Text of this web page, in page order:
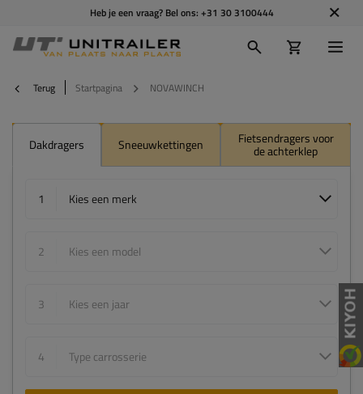
Heb je een vraag? Bel ons: +31 30 3100444
Terug Startpagina NOVAWINCH
Dakdragers Sneeuwkettingen Fietsendragers voor
de achterklep
1 Kies een merk
2 Kies een model
3 Kies een jaar
4 Type carrosserie